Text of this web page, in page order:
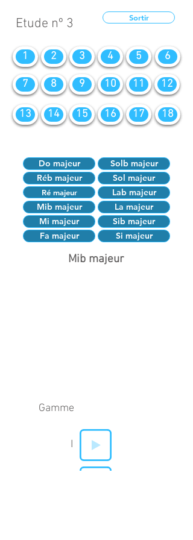
Etude nº 3 Sortir
1 2 3 4 5 6
7 8 9 10 11 12
13 14 15 16 17 18
Do majeur
Solb majeur
Réb majeur
Sol majeur
Ré majeur
Lab majeur
Mib majeur
La majeur
Mi majeur
Sib majeur
Fa majeur
Si majeur
Mib majeur
Gamme
I